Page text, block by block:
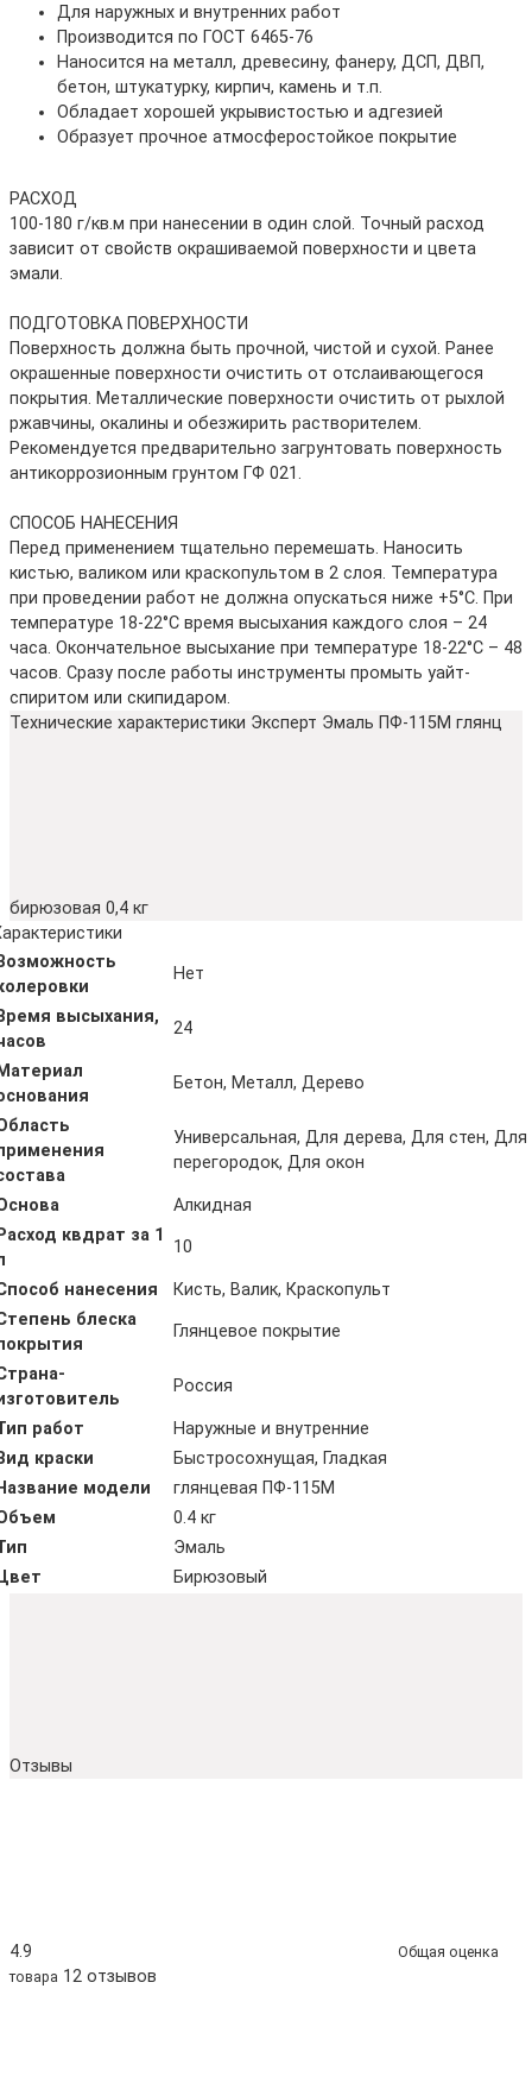
Для наружных и внутренних работ
Производится по ГОСТ 6465-76
Наносится на металл, древесину, фанеру, ДСП, ДВП,
бетон, штукатурку, кирпич, камень и т.п.
Обладает хорошей укрывистостью и адгезией
Образует прочное атмосферостойкое покрытие
РАСХОД
100-180 г/кв.м при нанесении в один слой. Точный расход
зависит от свойств окрашиваемой поверхности и цвета
эмали.
ПОДГОТОВКА ПОВЕРХНОСТИ
Поверхность должна быть прочной, чистой и сухой. Ранее
окрашенные поверхности очистить от отслаивающегося
покрытия. Металлические поверхности очис­тить от рыхлой
ржавчины, окалины и обезжирить растворителем.
Рекомендуется предварительно загрунтовать поверхность
антикоррозионным грунтом ГФ 021.
СПОСОБ НАНЕСЕНИЯ
Перед применением тщательно перемешать. Наносить
кистью, валиком или краскопультом в 2 слоя. Температура
при проведении работ не должна опускаться ниже +5°С. При
температуре 18-22°С время высыхания каждого слоя – 24
часа. Окончательное высыхание при температуре 18-22°С – 48
часов. Сразу после работы инструменты промыть уайт-
спиритом или скипидаром.
Технические характеристики Эксперт Эмаль ПФ-115М глянц
бирюзовая 0,4 кг
Нет
высыхания,
24
Бетон, Металл, Дерево
Универсальная, Для дерева, Для стен, Для
перегородок, Для окон
Алкидная
квдрат за 1
10
нанесения
Кисть, Валик, Краскопульт
блеска
Глянцевое покрытие
Россия
работ
Наружные и внутренние
краски
Быстросохнущая, Гладкая
модели
глянцевая ПФ-115М
0.4 кг
Эмаль
Бирюзовый
Отзывы
4.9
Общая оценка
товара 12 отзывов